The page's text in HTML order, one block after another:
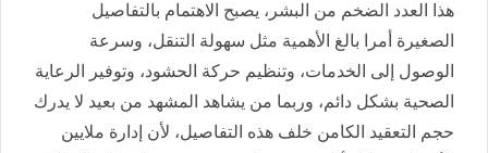
هذا العدد الضخم من البشر، يصبح الاهتمام بالتفاصيل
الصغيرة أمرا بالغ الأهمية مثل سهولة التنقل، وسرعة
الوصول إلى الخدمات، وتنظيم حركة الحشود، وتوفير الرعاية
الصحية بشكل دائم، وربما من يشاهد المشهد من بعيد لا يدرك
حجم التعقيد الكامن خلف هذه التفاصيل، لأن إدارة ملايين